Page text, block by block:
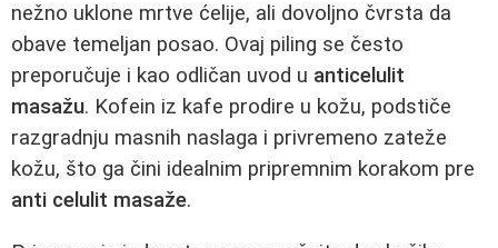
nežno uklone mrtve ćelije, ali dovoljno čvrsta da
obave temeljan posao. Ovaj piling se često
preporučuje i kao odličan uvod u anticelulit
masažu. Kofein iz kafe prodire u kožu, podstiče
razgradnju masnih naslaga i privremeno zateže
kožu, što ga čini idealnim pripremnim korakom pre
anti celulit masaže.